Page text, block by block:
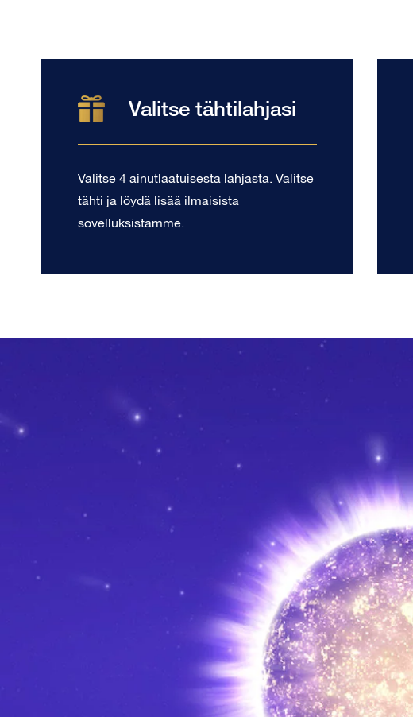
Valitse tähtilahjasi
Valitse 4 ainutlaatuisesta lahjasta. Valitse
tähti ja löydä lisää ilmaisista
sovelluksistamme.